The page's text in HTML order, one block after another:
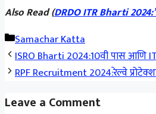
Also Read (DRDO ITR Bharti
Categories
Samachar Katta
ISRO Bharti 2024:10वी पास आणि IT
RPF Recruitment 2024:रेल्वे
Leave a Comment